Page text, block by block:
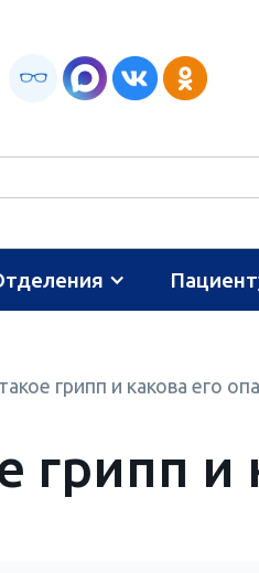
грипп и какова его
грипп и